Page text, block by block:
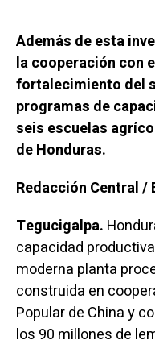
Además de esta
la cooperación con
fortalecimiento del
programas de
seis escuelas
de Honduras.
Redacción Central /
Tegucigalpa.
capacidad
moderna planta
construida en
Popular de China y
los 90 millones de